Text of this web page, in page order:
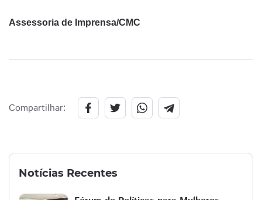
Assessoria de Imprensa/CMC
Compartilhar:
Notícias Recentes